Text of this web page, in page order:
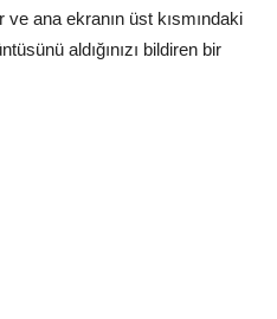
ana ekranın üst kısmındaki
aldığınızı bildiren bir